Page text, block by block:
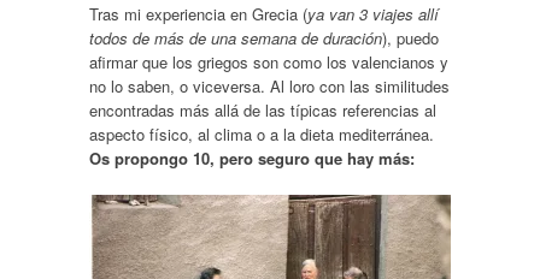
Tras mi experiencia en Grecia (ya van 3 viajes allí
todos de más de una semana de duración), puedo
afirmar que los griegos son como los valencianos y
no lo saben, o viceversa. Al loro con las similitudes
encontradas más allá de las típicas referencias al
aspecto físico, al clima o a la dieta mediterránea.
Os propongo 10, pero seguro que hay más: